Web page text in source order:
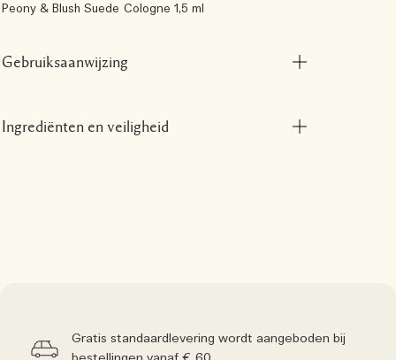
Peony & Blush Suede Cologne 1,5 ml
Gebruiksaanwijzing
Ingrediënten en veiligheid
Gratis standaardlevering wordt aangeboden bij